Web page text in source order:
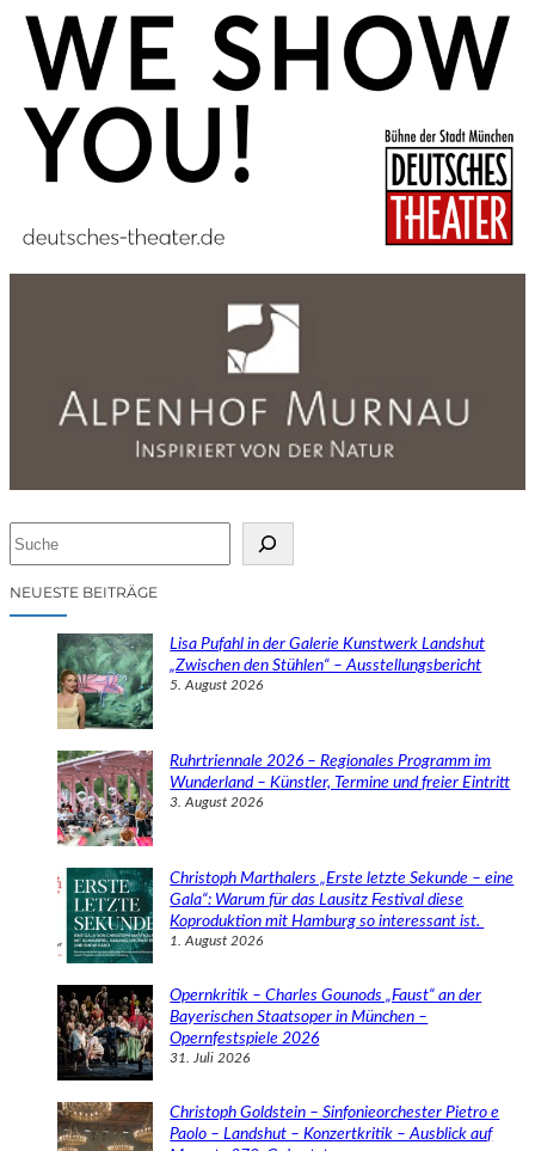
cNEUESTE BEITRÄGE
Lisa Pufahl in der Galerie Kunstwerk Landshut
„Zwischen den Stühlen“ – Ausstellungsbericht
5. August 2026
Ruhrtriennale 2026 – Regionales Programm im
Wunderland – Künstler, Termine und freier Eintritt
3. August 2026
Christoph Marthalers „Erste letzte Sekunde – eine
Gala“: Warum für das Lausitz Festival diese
Koproduktion mit Hamburg so interessant ist.
1. August 2026
Opernkritik – Charles Gounods „Faust“ an der
Bayerischen Staatsoper in München –
Opernfestspiele 2026
31. Juli 2026
Christoph Goldstein – Sinfonieorchester Pietro e
Paolo – Landshut – Konzertkritik – Ausblick auf